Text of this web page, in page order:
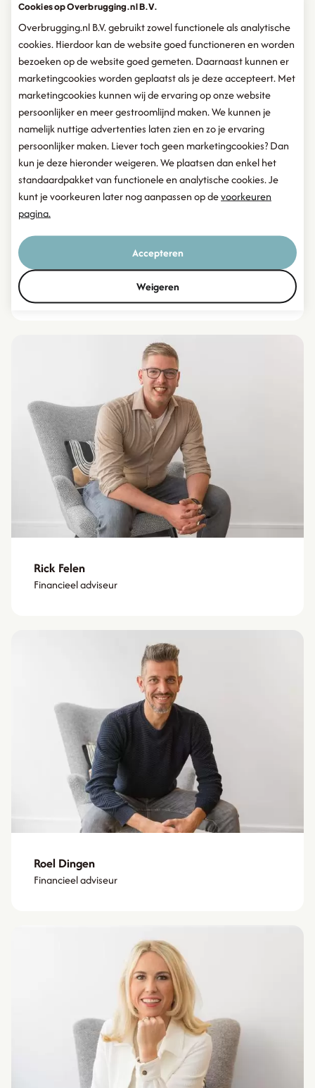
Cindy Joosten
Rick Felen
Financieel adviseur
Roel Dingen
Financieel adviseur
Cookies op Overbrugging.nl B.V.
Overbrugging.nl B.V. gebruikt zowel functionele als analytische
cookies. Hierdoor kan de website goed functioneren en worden
bezoeken op de website goed gemeten. Daarnaast kunnen er
marketingcookies worden geplaatst als je deze accepteert. Met
marketingcookies kunnen wij de ervaring op onze website
persoonlijker en meer gestroomlijnd maken. We kunnen je
namelijk nuttige advertenties laten zien en zo je ervaring
persoonlijker maken. Liever toch geen marketingcookies? Dan
kun je deze hieronder weigeren. We plaatsen dan enkel het
standaardpakket van functionele en analytische cookies. Je
kunt je voorkeuren later nog aanpassen op devoorkeuren
pagina.
Accepteren
Weigeren